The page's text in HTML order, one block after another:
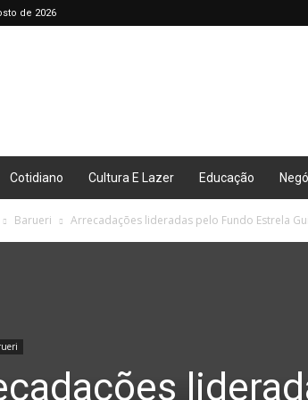
de 2026
Cotidiano Cultura E Lazer Educação
Barueri Arrecadações lideradas pelo Fundo Estrela